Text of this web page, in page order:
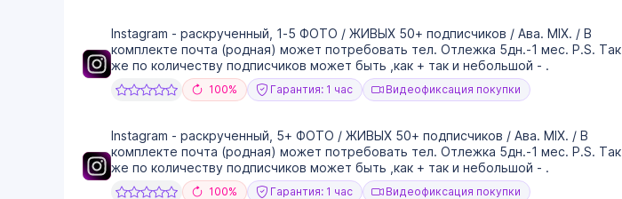
Instagram - раскрученный, 1-5 ФОТО / ЖИВЫХ 50+ подписчиков / Ава. MIX. / В
комплекте почта (родная) может потребовать тел. Отлежка 5дн.-1 мес. P.S. Так
же по количеству подписчиков может быть ,как + так и небольшой - .
100% Гарантия: 1 час Видеофиксация покупки
Instagram - раскрученный, 5+ ФОТО / ЖИВЫХ 50+ подписчиков / Ава. MIX. / В
комплекте почта (родная) может потребовать тел. Отлежка 5дн.-1 мес. P.S. Так
же по количеству подписчиков может быть ,как + так и небольшой - .
100% Гарантия: 1 час Видеофиксация покупки